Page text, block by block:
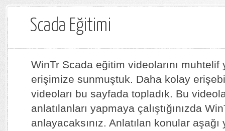
Scada Eğitimi
WinTr Scada eğitim videolarını muhtelif
erişimize sunmuştuk. Daha kolay
videoları bu sayfada topladık. Bu
anlatılanları yapmaya çalıştığınızda
anlayacaksınız. Anlatılan konular aşağı